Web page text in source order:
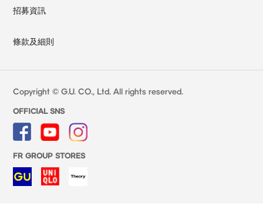
招募資訊
條款及細則
Copyright © G.U. CO., Ltd. All rights reserved.
OFFICIAL SNS
FR GROUP STORES